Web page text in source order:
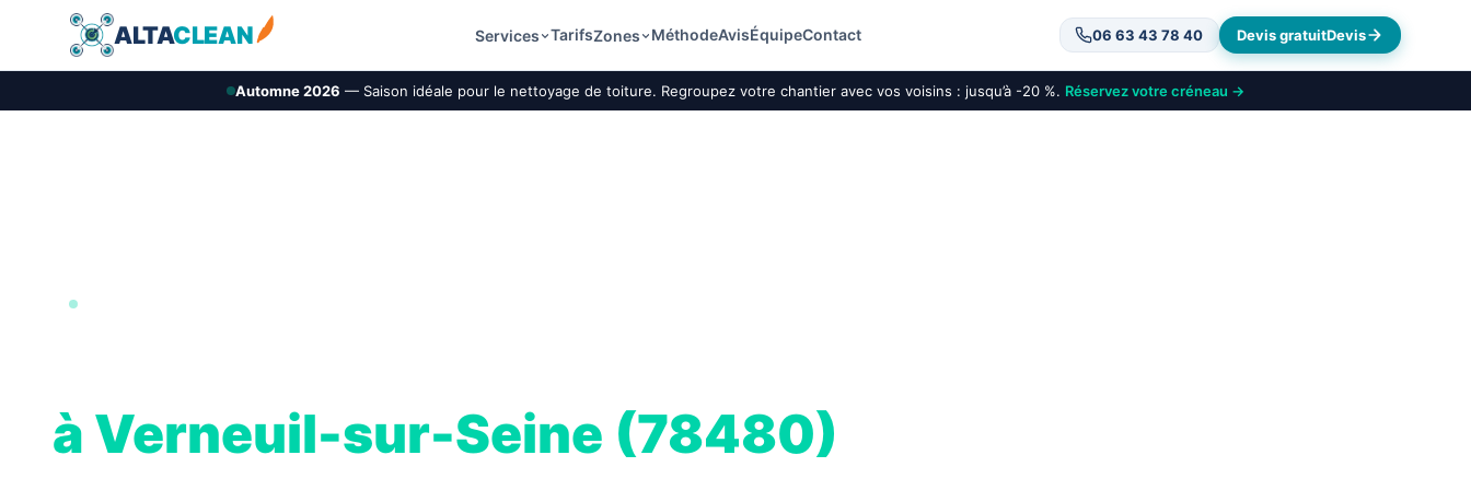
ALTACLEAN Services TarifsZones MéthodeAvisÉquipeContact 06 63 43 78 40 Devis gratuitDevis
Automne 2026 — Saison idéale pour le nettoyage de toiture. Regroupez votre chantier avec vos voisins : jusqu’à -20 %. Réservez votre créneau →
à Verneuil-sur-Seine (78480)